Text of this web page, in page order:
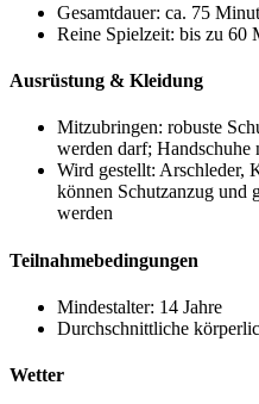
Gesamtdauer: ca. 75
Reine Spielzeit: bis zu 60
Ausrüstung & Kleidung
Mitzubringen: robuste
werden darf; Handschuhe
Wird gestellt: Arschleder,
können Schutzanzug und
werden
Teilnahmebedingungen
Mindestalter: 14 Jahre
Durchschnittliche
Wetter